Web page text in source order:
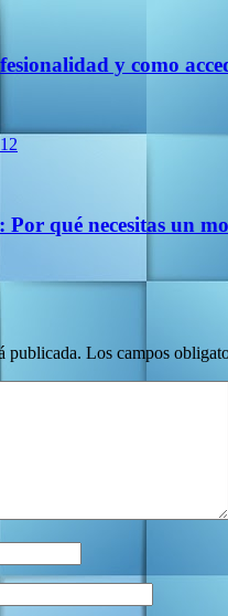
y como
Por qué necesitas un
publicada. Los campos